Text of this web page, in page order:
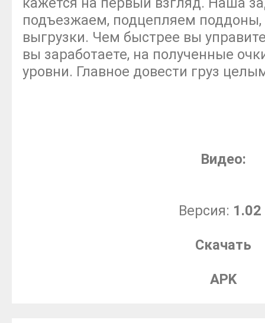
подъезжаем, подцепляем поддоны,
выгрузки. Чем быстрее вы
вы заработаете, на полученные
уровни. Главное довести груз
Видео:
Версия: 1.02
Скачать
APK